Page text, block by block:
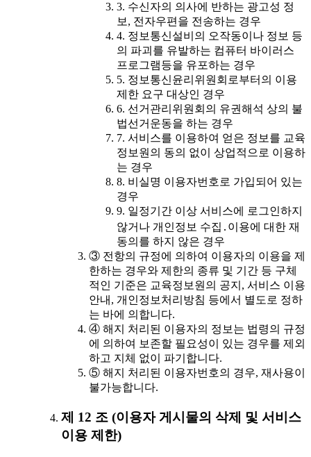
3. 수신자의 의사에 반하는 광고성 정
보, 전자우편을 전송하는 경우
4. 정보통신설비의 오작동이나 정보 등
의 파괴를 유발하는 컴퓨터 바이러스
프로그램등을 유포하는 경우
5. 정보통신윤리위원회로부터의 이용
제한 요구 대상인 경우
6. 선거관리위원회의 유권해석 상의 불
법선거운동을 하는 경우
7. 서비스를 이용하여 얻은 정보를 교육
정보원의 동의 없이 상업적으로 이용하
는 경우
8. 비실명 이용자번호로 가입되어 있는
경우
9. 일정기간 이상 서비스에 로그인하지
않거나 개인정보 수집․이용에 대한 재
동의를 하지 않은 경우
③ 전항의 규정에 의하여 이용자의 이용을 제
한하는 경우와 제한의 종류 및 기간 등 구체
적인 기준은 교육정보원의 공지, 서비스 이용
안내, 개인정보처리방침 등에서 별도로 정하
는 바에 의합니다.
④ 해지 처리된 이용자의 정보는 법령의 규정
에 의하여 보존할 필요성이 있는 경우를 제외
하고 지체 없이 파기합니다.
⑤ 해지 처리된 이용자번호의 경우, 재사용이
불가능합니다.
제 12 조 (이용자 게시물의 삭제 및 서비스
이용 제한)